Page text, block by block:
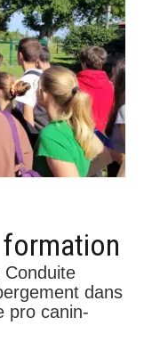
Conduite
dans
pro canin-